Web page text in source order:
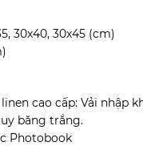
30x40, 30x45 (cm)
cao cấp: Vải
băng trắng.
Photobook